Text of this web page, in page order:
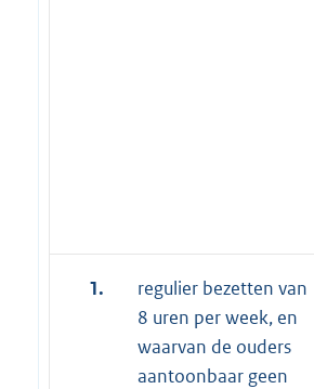
1.
regulier bezetten van
8 uren per week, en
waarvan de ouders
aantoonbaar geen